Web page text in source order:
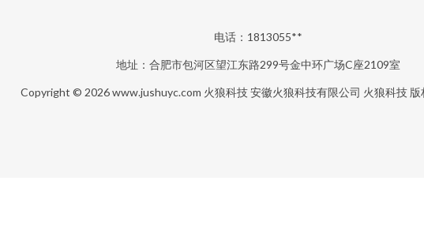
电话：1813055**
地址：合肥市包河区望江东路299号金中环广场C座2109室
Copyright © 2026www.jushuyc.com 火狼科技 安徽火狼科技有限公司 火狼科技版